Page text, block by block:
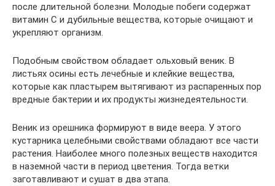
после длительной болезни. Молодые побеги содержат
витамин С и дубильные вещества, которые очищают и
укрепляют организм.
Подобным свойством обладает ольховый веник. В
листьях осины есть лечебные и клейкие вещества,
которые как пластырем вытягивают из распаренных пор
вредные бактерии и их продукты жизнедеятельности.
Веник из орешника формируют в виде веера. У этого
кустарника целебными свойствами обладают все части
растения. Наиболее много полезных веществ находится
в наземной части в период цветения. Тогда ветки
заготавливают и сушат в два этапа.